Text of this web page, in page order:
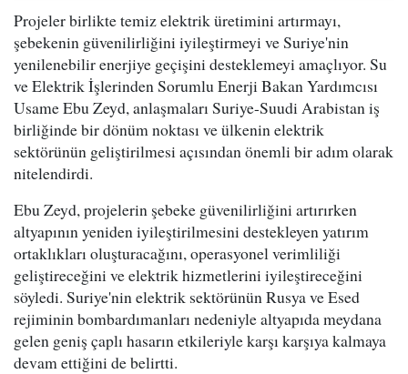
Projeler birlikte temiz elektrik üretimini artırmayı,
şebekenin güvenilirliğini iyileştirmeyi ve Suriye'nin
yenilenebilir enerjiye geçişini desteklemeyi amaçlıyor. Su
ve Elektrik İşlerinden Sorumlu Enerji Bakan Yardımcısı
Usame Ebu Zeyd, anlaşmaları Suriye-Suudi Arabistan iş
birliğinde bir dönüm noktası ve ülkenin elektrik
sektörünün geliştirilmesi açısından önemli bir adım olarak
nitelendirdi.
Ebu Zeyd, projelerin şebeke güvenilirliğini artırırken
altyapının yeniden iyileştirilmesini destekleyen yatırım
ortaklıkları oluşturacağını, operasyonel verimliliği
geliştireceğini ve elektrik hizmetlerini iyileştireceğini
söyledi. Suriye'nin elektrik sektörünün Rusya ve Esed
rejiminin bombardımanları nedeniyle altyapıda meydana
gelen geniş çaplı hasarın etkileriyle karşı karşıya kalmaya
devam ettiğini de belirtti.